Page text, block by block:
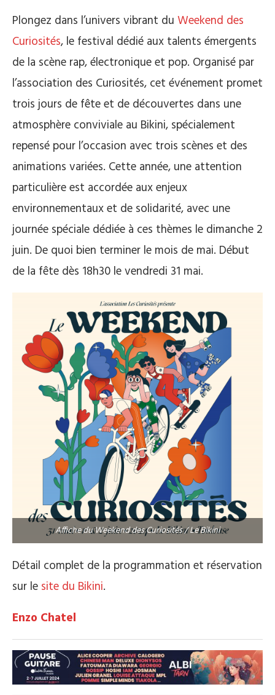
Plongez dans l’univers vibrant du Weekend des
Curiosités, le festival dédié aux talents émergents
de la scène rap, électronique et pop. Organisé par
l’association des Curiosités, cet événement promet
trois jours de fête et de découvertes dans une
atmosphère conviviale au Bikini, spécialement
repensé pour l’occasion avec trois scènes et des
animations variées. Cette année, une attention
particulière est accordée aux enjeux
environnementaux et de solidarité, avec une
journée spéciale dédiée à ces thèmes le dimanche 2
juin. De quoi bien terminer le mois de mai. Début
de la fête dès 18h30 le vendredi 31 mai.
Affiche du Weekend des Curiosités / Le Bikini
Détail complet de la programmation et réservation
sur le site du Bikini.
Enzo Chatel